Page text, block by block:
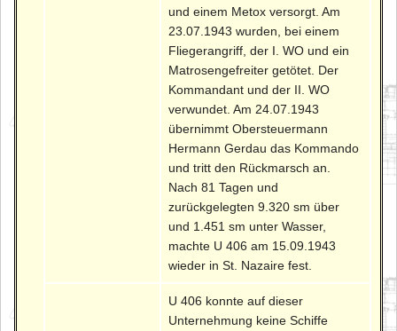
und einem Metox versorgt. Am
23.07.1943 wurden, bei einem
Fliegerangriff, der I. WO und ein
Matrosengefreiter getötet. Der
Kommandant und der II. WO
verwundet. Am 24.07.1943
übernimmt Obersteuermann
Hermann Gerdau das Kommando
und tritt den Rückmarsch an.
Nach 81 Tagen und
zurückgelegten 9.320 sm über
und 1.451 sm unter Wasser,
machte U 406 am 15.09.1943
wieder in St. Nazaire fest.
U 406 konnte auf dieser
Unternehmung keine Schiffe